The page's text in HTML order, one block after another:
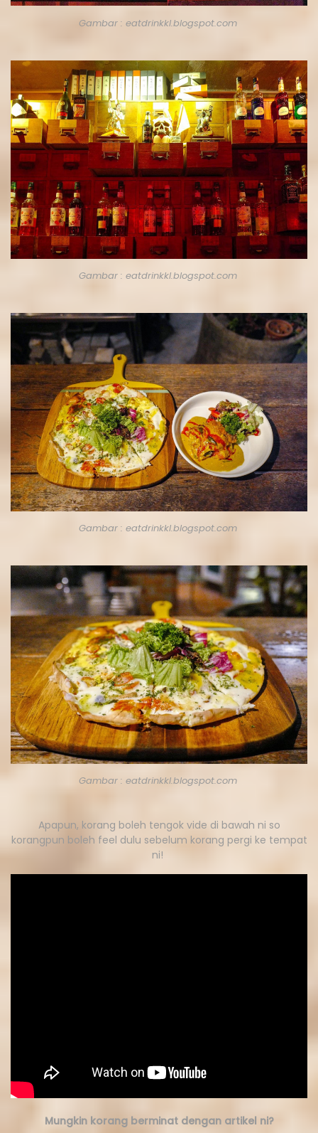
Gambar : eatdrinkkl.blogspot.com
Gambar : eatdrinkkl.blogspot.com
Gambar : eatdrinkkl.blogspot.com
Gambar : eatdrinkkl.blogspot.com
Apapun, korang boleh tengok vide di bawah ni so
korangpun boleh feel dulu sebelum korang pergi ke tempat
ni!
Mungkin korang berminat dengan artikel ni?